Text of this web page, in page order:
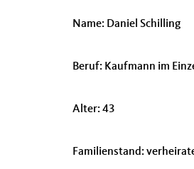
Name: Daniel Schilling
Beruf: Kaufmann im
Alter: 43
Familienstand: